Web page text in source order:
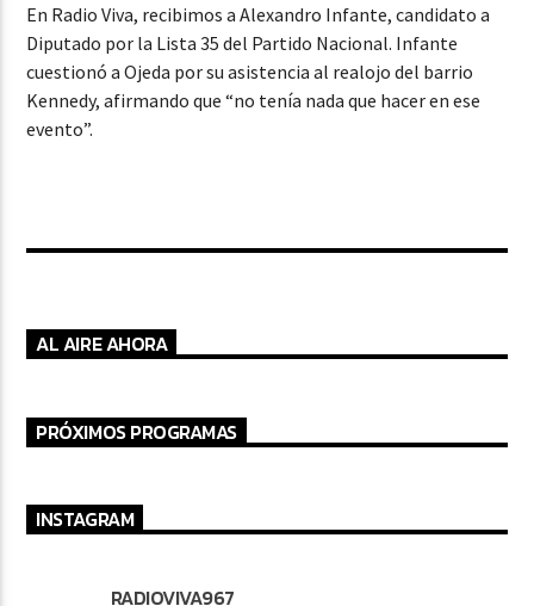
En Radio Viva, recibimos a Alexandro Infante, candidato a
Diputado por la Lista 35 del Partido Nacional. Infante
cuestionó a Ojeda por su asistencia al realojo del barrio
Kennedy, afirmando que “no tenía nada que hacer en ese
evento”.
AL AIRE AHORA
PRÓXIMOS PROGRAMAS
INSTAGRAM
RADIOVIVA967